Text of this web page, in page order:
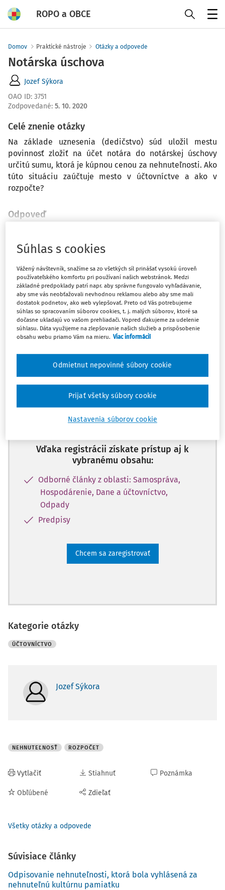
ROPO a OBCE
Domov Praktické nástroje Otázky a odpovede
Notárska úschova
Jozef Sýkora
OAO ID: 3751
Zodpovedané: 5. 10. 2020
Celé znenie otázky
Na základe uznesenia (dedičstvo) súd uložil mestu
povinnosť zložiť na účet notára do notárskej úschovy
určitú sumu, ktorá je kúpnou cenou za nehnuteľnosti. Ako
túto situáciu zaúčtuje mesto v účtovníctve a ako v
rozpočte?
Odpoveď
Máte predplatné?
Ups, zatiaľ ste si prečítali len
začiatok...
Celý odborný obsah z tejto oblasti je
dostupný predplatiteľom portálu.
Odomknite si prístup k odbornému obsahu
a získajte prístup na 10 dní zdarma, stačí
sa zaregistrovať.
Vďaka registrácii získate prístup aj k
vybranému obsahu:
Odborné články z oblasti: Samospráva,
Hospodárenie, Dane a účtovníctvo,
Odpady
Predpisy
Chcem sa zaregistrovať
Kategorie otázky
ÚČTOVNÍCTVO
Jozef Sýkora
NEHNUTEĽNOSŤ ROZPOČET
Vytlačiť
Obľúbené
Stiahnuť
Zdieľať
Poznámka
Všetky otázky a odpovede
Súvisiace články
Odpisovanie nehnuteľnosti, ktorá bola vyhlásená za
nehnuteľnú kultúrnu pamiatku
Súhlas s cookies
Vážený návštevník, snažíme sa zo všetkých síl prinášať vysokú úroveň
používateľského komfortu pri používaní našich webstránok. Medzi
základné predpoklady patrí napr. aby správne fungovalo vyhľadávanie,
aby sme vás neobťažovali nevhodnou reklamou alebo aby sme mali
dostatok podnetov, ako web vylepšovať. Preto od Vás potrebujeme
súhlas so spracovaním súborov cookies, t. j. malých súborov, ktoré sa
dočasne ukladajú vo vašom prehliadači. Vopred ďakujeme za udelenie
súhlasu. Dáta využijeme na zlepšovanie našich služieb a prispôsobenie
obsahu webu priamo Vám na mieru. Viac informácií
Nastavenia súborov cookie
Odmietnut nepovinné súbory cookie
Prijať všetky súbory cookie